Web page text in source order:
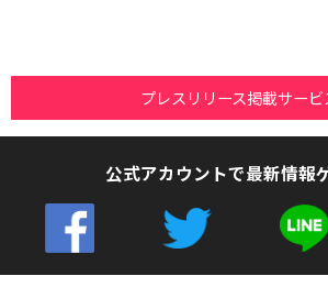
プレスリリース掲載サービ
公式アカウントで最新情報